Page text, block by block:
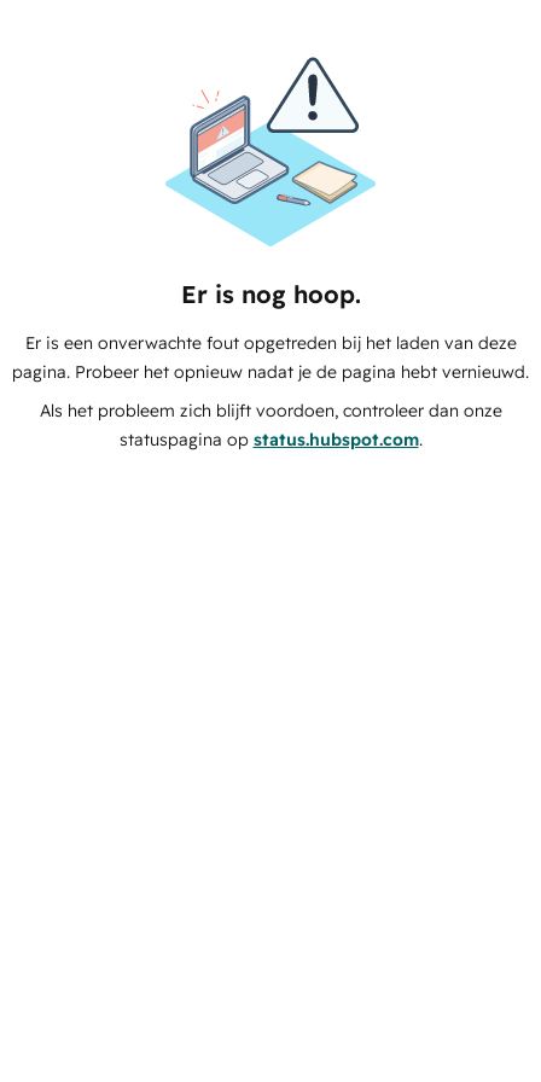
Er is nog hoop.
Er is een onverwachte fout opgetreden bij het laden van deze
pagina. Probeer het opnieuw nadat je de pagina hebt vernieuwd.
Als het probleem zich blijft voordoen, controleer dan onze
statuspagina op status.hubspot.com.